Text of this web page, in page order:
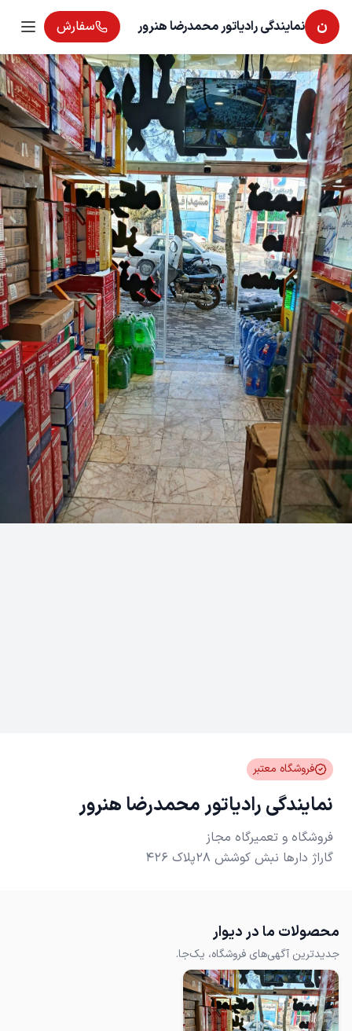
ن نمایندگی رادیاتور محمدرضا هنرور سفارش
فروشگاه معتبر
نمایندگی رادیاتور محمدرضا هنرور
گاراژ دارها نبش کوشش 28پلاک 426
محصولات ما در دیوار
جدیدترین آگهی‌های فروشگاه، یک‌جا.